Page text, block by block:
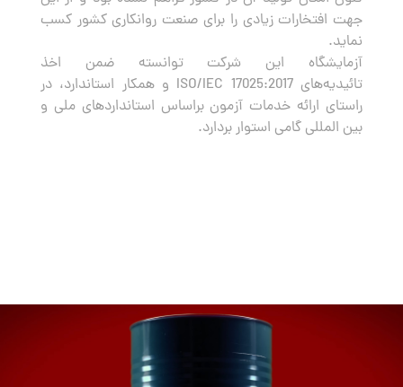
جهت افتخارات زیادی را برای صنعت روانکاری کشور کسب
نماید.
آزمایشگاه این شرکت توانسته ضمن اخذ
تائیدیه‌های ISO/IEC 17025:2017 و همکار استاندارد، در
راستای ارائه خدمات آزمون براساس استانداردهای ملی و
بین المللی گامی استوار بردارد.